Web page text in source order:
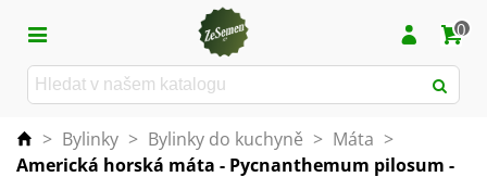
0
> Bylinky > Bylinky do kuchyně > Máta >
Americká horská máta - Pycnanthemum pilosum -